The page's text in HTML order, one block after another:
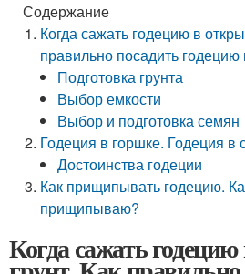
Содержание
Когда сажать годецию в
правильно посадить годецию
Подготовка грунта
Выбор емкости
Выбор и подготовка семян
Годеция в горшке. Годеция в
Достоинства годеции
Как прищипывать годецию.
прищипываю?
Когда сажать